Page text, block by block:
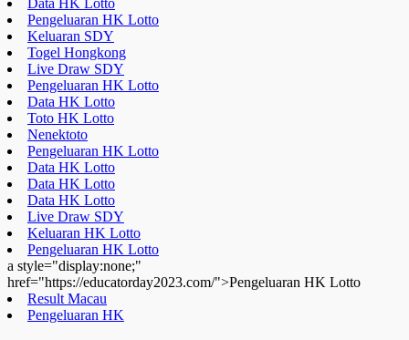
Pengeluaran HK Lotto
Keluaran SDY
Togel Hongkong
Live Draw SDY
Pengeluaran HK Lotto
Data HK Lotto
Toto HK Lotto
Nenektoto
Pengeluaran HK Lotto
Data HK Lotto
Data HK Lotto
Data HK Lotto
Live Draw SDY
Keluaran HK Lotto
Pengeluaran HK Lotto
a style="display:none;"
href="https://educatorday2023.com/">Pengeluaran HK Lotto
Result Macau
Pengeluaran HK